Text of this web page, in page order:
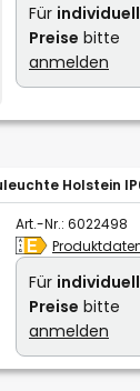
Für
Preise bitte
anmelden
Holstein
Art.-Nr.: 6022498
Für
Preise bitte
anmelden